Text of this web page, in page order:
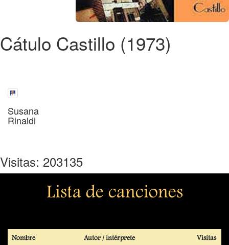
Cátulo Castillo (1973)
Susana
Rinaldi
Visitas: 203135
Lista de canciones
Nombre Autor / intérprete Visitas